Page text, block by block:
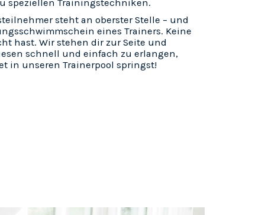
speziellen Trainingstechniken.
steht an oberster Stelle – und
eines Trainers. Keine
hast. Wir stehen dir zur Seite und
schnell und einfach zu erlangen,
in unseren Trainerpool springst!